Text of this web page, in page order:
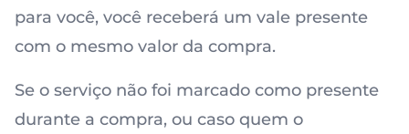
para você, você receberá um vale presente
com o mesmo valor da compra.
Se o serviço não foi marcado como presente
durante a compra, ou caso quem o